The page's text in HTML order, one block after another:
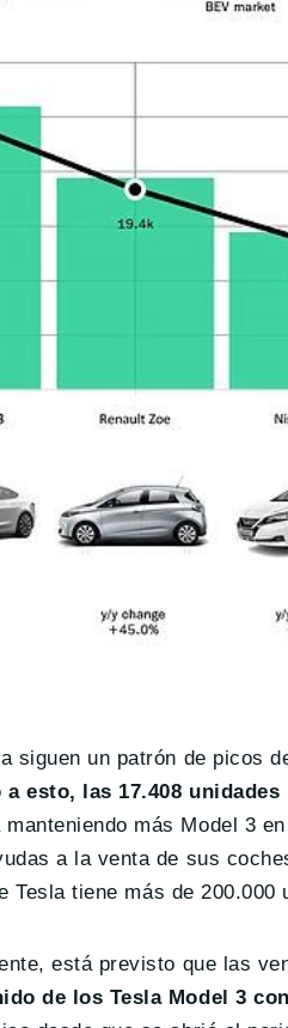
siguen un patrón de picos
a esto, las 17.408
más Model 3
a la venta de sus
Tesla tiene más de 200.000
está previsto que las
de los Tesla Model 3